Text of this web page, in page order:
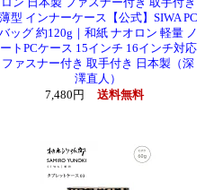
ロン 日本製 ファスナー付き 取手付き
薄型 インナーケース【公式】SIWA PC
ッグ 約120g｜和紙 ナオロン 軽量 ノ
ートPCケース 15インチ 16インチ対応
ファスナー付き 取手付き 日本製（深
澤直人）
7,480円
送料無料